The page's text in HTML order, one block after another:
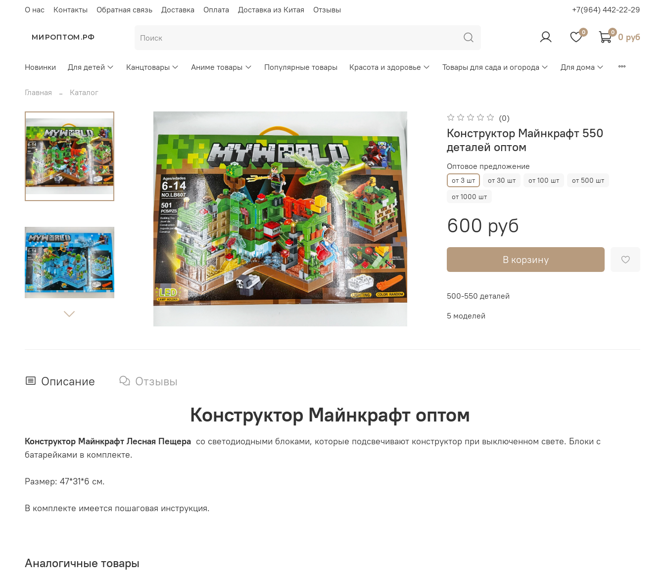
О нас Контакты Обратная связь Доставка Оплата Доставка из Китая Отзывы +7(964) 442-22-29
МИРОПТОМ.РФ
0 0 0 руб
Новинки Для детей Канцтовары Аниме товары Популярные товары Красота и здоровье Товары для сада и огорода Для дома
Главная Каталог
(0)
Конструктор Майнкрафт 550
деталей оптом
Оптовое предложение
от 3 шт от 30 шт от 100 шт
от 500 шт
от 1000 шт
600 руб
В корзину
500-550 деталей
5 моделей
Описание Отзывы
Конструктор Майнкрафт оптом
Конструктор Майнкрафт Лесная Пещера со светодиодными блоками, которые подсвечивают конструктор при выключенном свете. Блоки с
батарейками в комплекте.
Размер: 47*31*6 см.
В комплекте имеется пошаговая инструкция.
Аналогичные товары